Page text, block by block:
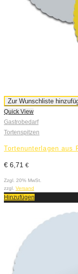
Zur Wunschliste
Quick View
Gastrobedarf
Tortenspitzen
Tortenunterlagen aus
€ 6,71 €
Zzgl. 20% MwSt.
zzgl. Versand
Hinzufügen